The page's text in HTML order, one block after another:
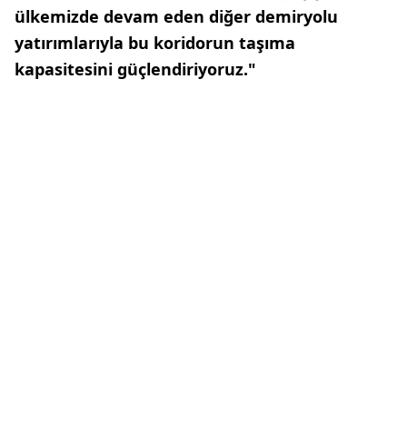
ülkemizde devam eden diğer demiryolu
yatırımlarıyla bu koridorun taşıma
kapasitesini güçlendiriyoruz."